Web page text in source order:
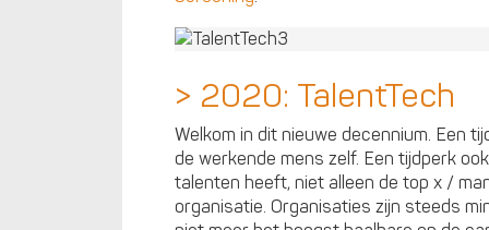
> 2020: TalentTech
Welkom in dit nieuwe decennium. Een
de werkende mens zelf. Een tijdperk
talenten heeft, niet alleen de top x /
organisatie. Organisaties zijn steeds